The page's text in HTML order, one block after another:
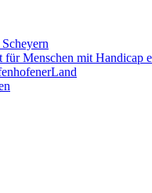
für Menschen mit Handicap